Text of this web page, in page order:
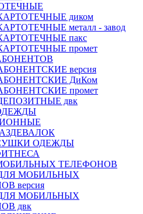
диком
металл - завод
пакс
промет
версия
ДиКом
промет
двк
ОДЕЖДЫ
ТЕЛЕФОНОВ
МОБИЛЬНЫХ
версия
МОБИЛЬНЫХ
двк